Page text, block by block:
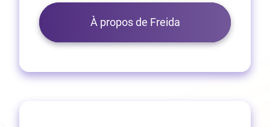
À propos de Freida